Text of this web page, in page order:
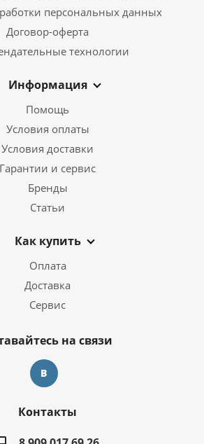
персональных данных
Договор-оферта
технологии
Информация
Помощь
Условия оплаты
Условия доставки
Гарантии и сервис
Бренды
Статьи
Как купить
Оплата
Доставка
Сервис
на связи
Контакты